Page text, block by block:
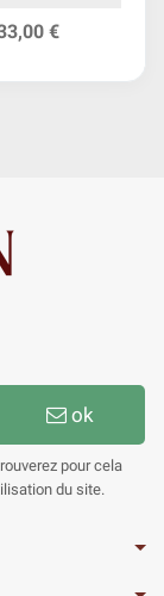
€
ok
pour cela
du site.